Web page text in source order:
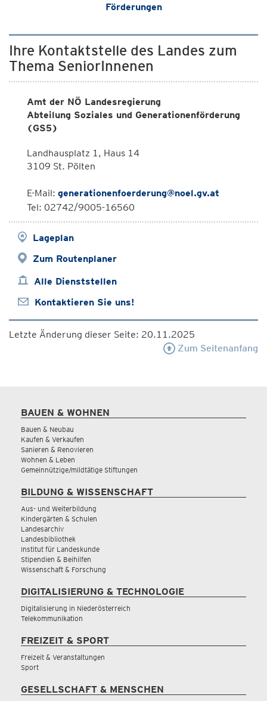
Förderungen
Ihre Kontaktstelle des Landes zum
Thema SeniorInnenen
Amt der NÖ Landesregierung
Abteilung Soziales und Generationenförderung
(GS5)
Landhausplatz 1, Haus 14
3109 St. Pölten
E-Mail: generationenfoerderung@noel.gv.at
Tel: 02742/9005-16560
Lageplan
Zum Routenplaner
Alle Dienststellen
Kontaktieren Sie uns!
Letzte Änderung dieser Seite: 20.11.2025
Zum Seitenanfang
BAUEN & WOHNEN
Bauen & Neubau
Kaufen & Verkaufen
Sanieren & Renovieren
Wohnen & Leben
Gemeinnützige/mildtätige Stiftungen
BILDUNG & WISSENSCHAFT
Aus- und Weiterbildung
Kindergärten & Schulen
Landesarchiv
Landesbibliothek
Institut für Landeskunde
Stipendien & Beihilfen
Wissenschaft & Forschung
DIGITALISIERUNG & TECHNOLOGIE
Digitalisierung in Niederösterreich
Telekommunikation
FREIZEIT & SPORT
Freizeit & Veranstaltungen
Sport
GESELLSCHAFT & MENSCHEN